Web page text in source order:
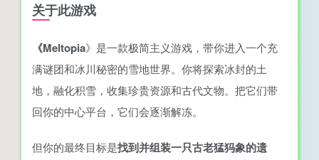
关于此游戏
《Meltopia》是一款极简主义游戏，带你进入一个充
满谜团和冰川秘密的雪地世界。你将探索冰封的土
地，融化积雪，收集珍贵资源和古代文物。把它们带
回你的中心平台，它们会逐渐解冻。
但你的最终目标是找到并组装一只古老猛犸象的遗